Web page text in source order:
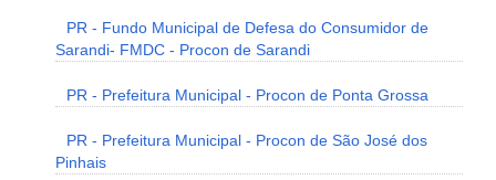
PR - Fundo Municipal de Defesa do Consumidor de
Sarandi- FMDC - Procon de Sarandi
PR - Prefeitura Municipal - Procon de Ponta Grossa
PR - Prefeitura Municipal - Procon de São José dos
Pinhais